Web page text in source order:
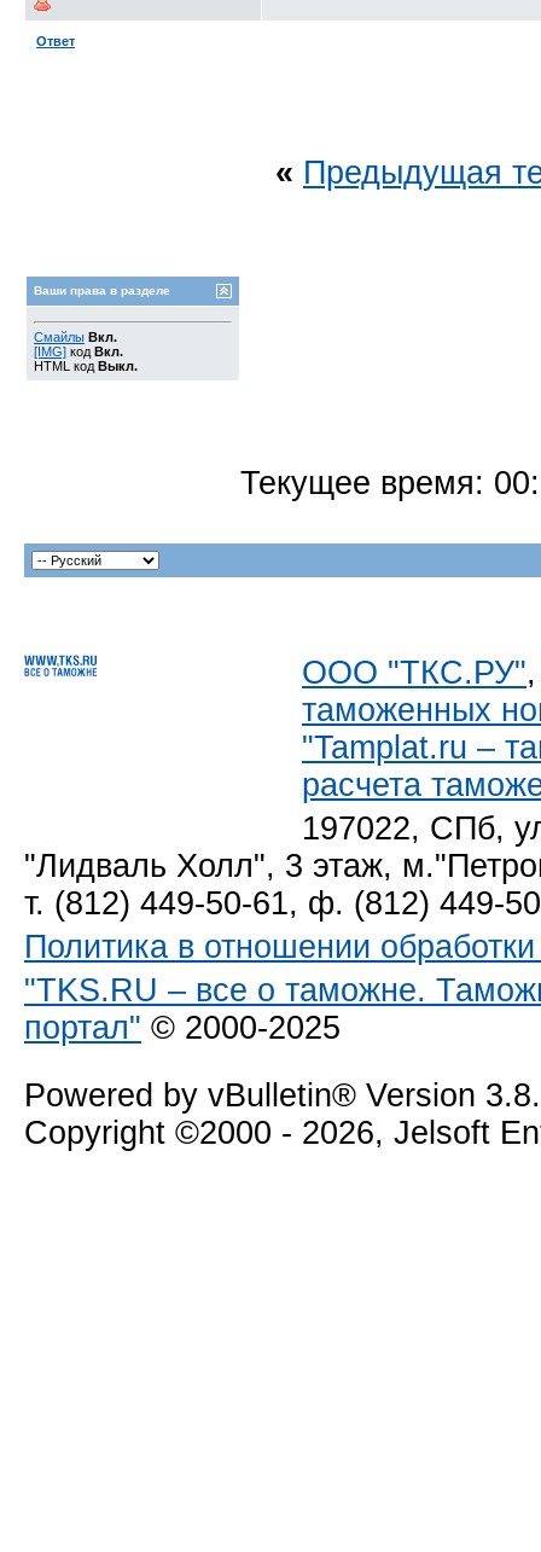
Ответ
« Предыдущая
Ваши права в разделе
Смайлы Вкл.
[IMG] код Вкл.
HTML код Выкл.
Текущее время:
ООО "ТКС.РУ"
таможенных
"Tamplat.ru –
расчета
197022, СПб,
"Лидваль Холл", 3 этаж,
т. (812) 449-50-61, ф. (812) 449-
Политика в отношении
"TKS.RU – все о таможне.
портал" © 2000-2025
Powered by vBulletin® Version
Copyright ©2000 - 2026, Jelsoft